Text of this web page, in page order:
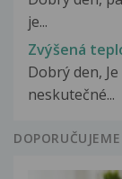
je...
Zvýšená
Dobrý den,
neskutečné...
DOPORUČUJEME